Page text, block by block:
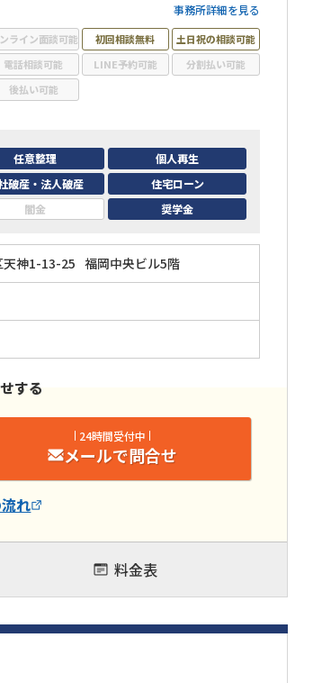
秘密にしたいというご要望にもご対応
事務所詳細を見る
ライン面談可能 初回相談無料
土日祝の相談可能
電話相談可能 LINE予約可能
分割払い可能
後払い可能
任意整理
個人再生
破産・法人破産
住宅ローン
闇金 奨学金
天神1-13-25 福岡中央ビル5階
する
24時間受付中
メールで問合せ
れ
料金表